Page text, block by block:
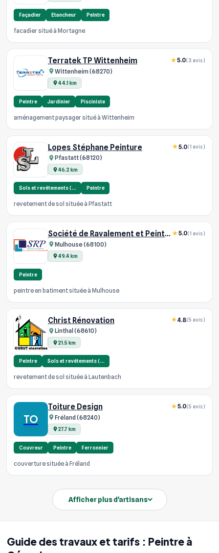
Guide des travaux et tarifs : Peintre à
Façadier Etancheur Peintre
facadier situé à Mortagne
Terratek TP Wittenheim
Wittenheim (68270)
44.1 km
5.0(3 avis)
Peintre Jardinier Pisciniste
aménagement paysager situé à Wittenheim
Lopes Stéphane Peinture
Pfastatt (68120)
46.2 km
5.0(1 avis)
Sols et revêtements (… Peintre
revetement de sol située à Pfastatt
Société de Ravalement et Peinture
Mulhouse (68100)
49.4 km
5.0(1 avis)
Peintre
peintre en batiment située à Mulhouse
Christ Rénovation
Linthal (68610)
21.5 km
4.8(5 avis)
Peintre Sols et revêtements (…
revetement de sol située à Lautenbach
TO
Toiture Design
Fréland (68240)
27.7 km
5.0(5 avis)
Couvreur Peintre Ferronnier
couverture située à Fréland
Afficher plus d'artisans